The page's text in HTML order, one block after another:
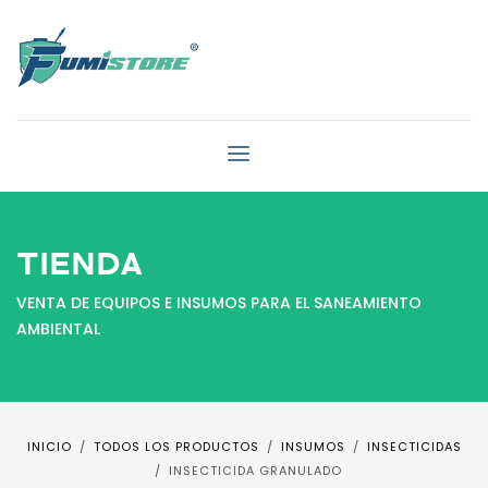
TIENDA
VENTA DE EQUIPOS E INSUMOS PARA EL SANEAMIENTO
AMBIENTAL
INICIO TODOS LOS PRODUCTOS INSUMOS
INSECTICIDAS
INSECTICIDA GRANULADO